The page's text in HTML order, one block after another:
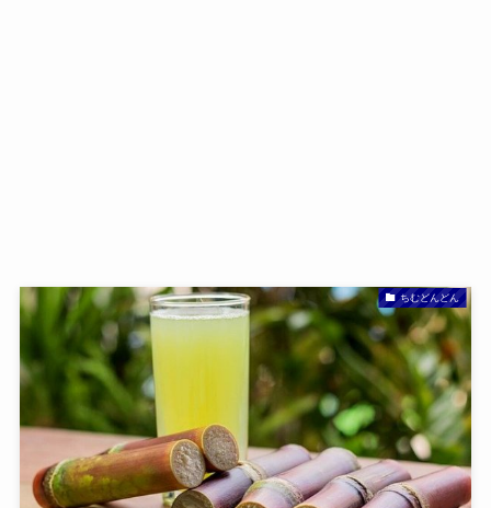
ちむどんどん